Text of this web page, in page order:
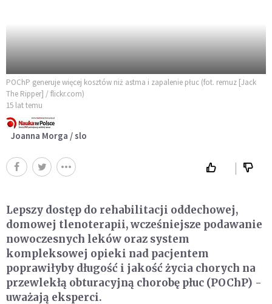
POChP generuje więcej kosztów niż astma i zapalenie płuc (fot. remuz [Jack
The Ripper] / flickr.com)
15 lat temu
Joanna Morga / slo
Lepszy dostęp do rehabilitacji oddechowej,
domowej tlenoterapii, wcześniejsze podawanie
nowoczesnych leków oraz system
kompleksowej opieki nad pacjentem
poprawiłyby długość i jakość życia chorych na
przewlekłą obturacyjną chorobę płuc (POChP) -
uważają eksperci.